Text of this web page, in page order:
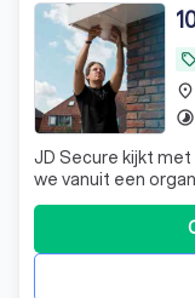
local_offer
JD Secure kijkt
we vanuit een
het streven en de
place
timelapse